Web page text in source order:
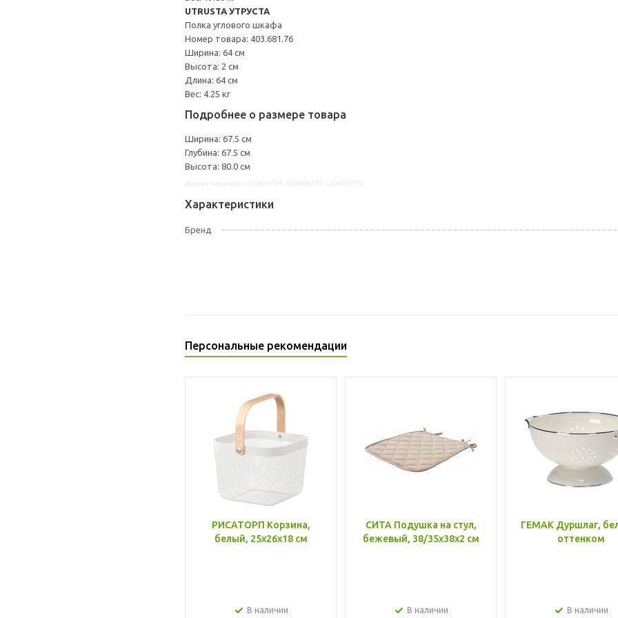
UTRUSTA УТРУСТА
Полка углового шкафа
Номер товара: 403.681.76
Ширина: 64 см
Высота: 2 см
Длина: 64 см
Вес: 4.25 кг
Подробнее о размере товара
Ширина: 67.5 см
Глубина: 67.5 см
Высота: 80.0 см
Характеристики
Бренд
Персональные рекомендации
РИСАТОРП Корзина,
белый, 25x26x18 см
В наличии
СИТА Подушка на стул,
бежевый, 38/35x38x2 см
В наличии
ГЕМАК Дуршлаг,
оттенком
В наличии